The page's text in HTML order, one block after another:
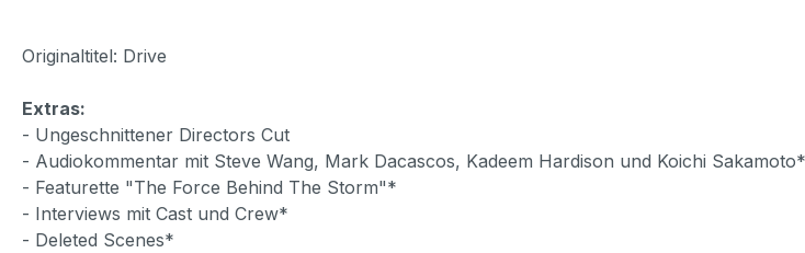
Originaltitel: Drive
Extras:
- Ungeschnittener Directors Cut
- Audiokommentar mit Steve Wang, Mark Dacascos, Kadeem Hardison und Koichi Sakamoto*
- Featurette "The Force Behind The Storm"*
- Interviews mit Cast und Crew*
- Deleted Scenes*